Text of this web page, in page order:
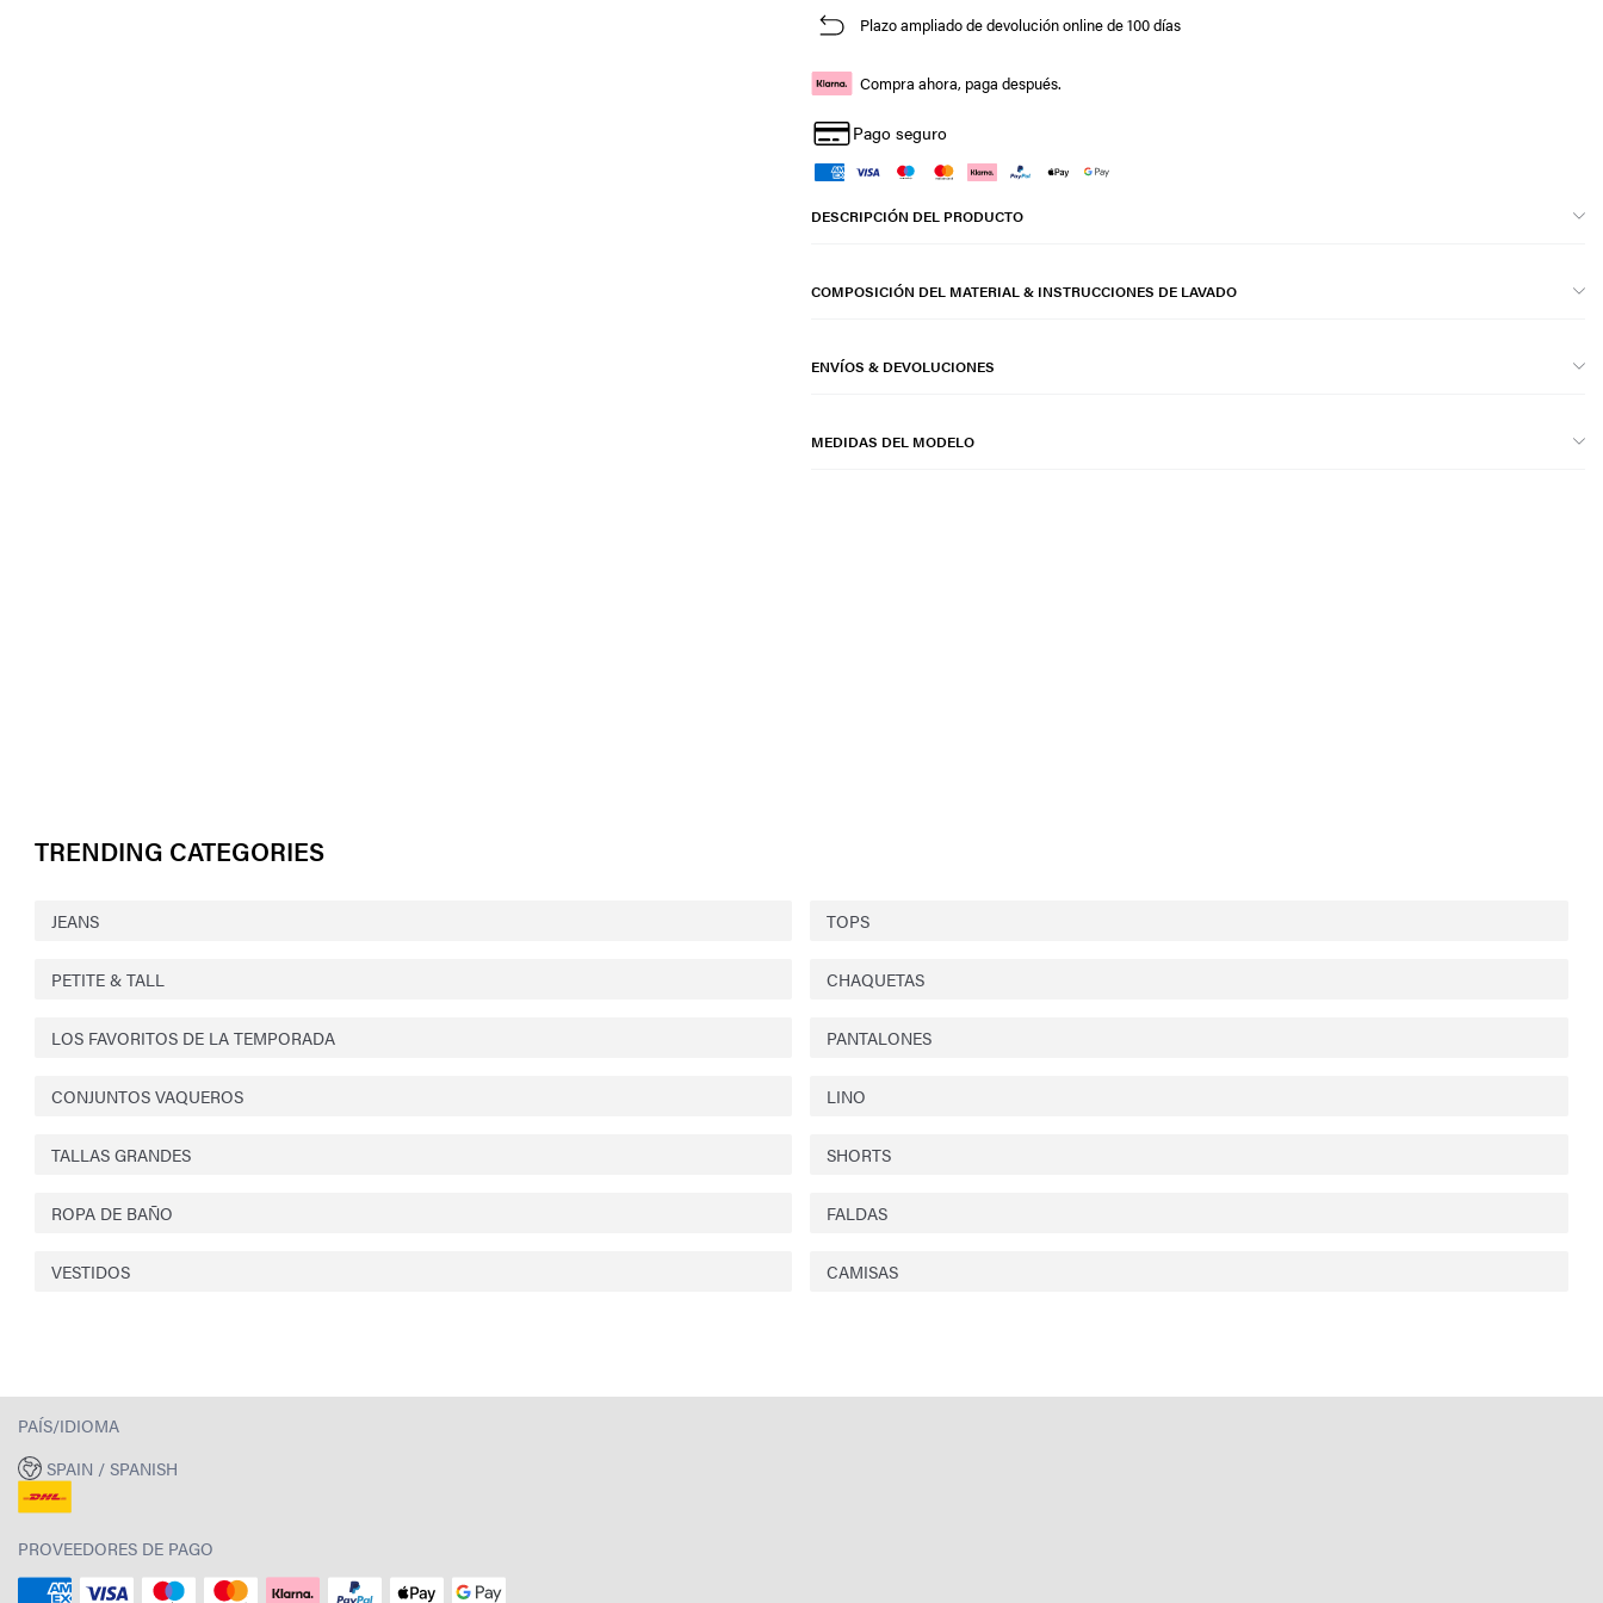
Plazo ampliado de devolución online de 100 días
Compra ahora, paga después.
Pago seguro
DESCRIPCIÓN DEL PRODUCTO
COMPOSICIÓN DEL MATERIAL & INSTRUCCIONES DE LAVADO
ENVÍOS & DEVOLUCIONES
MEDIDAS DEL MODELO
TRENDING CATEGORIES
JEANS TOPS
PETITE & TALL CHAQUETAS
LOS FAVORITOS DE LA TEMPORADA PANTALONES
CONJUNTOS VAQUEROS LINO
TALLAS GRANDES SHORTS
ROPA DE BAÑO FALDAS
VESTIDOS CAMISAS
PAÍS/IDIOMA
SPAIN / SPANISH
PROVEEDORES DE PAGO